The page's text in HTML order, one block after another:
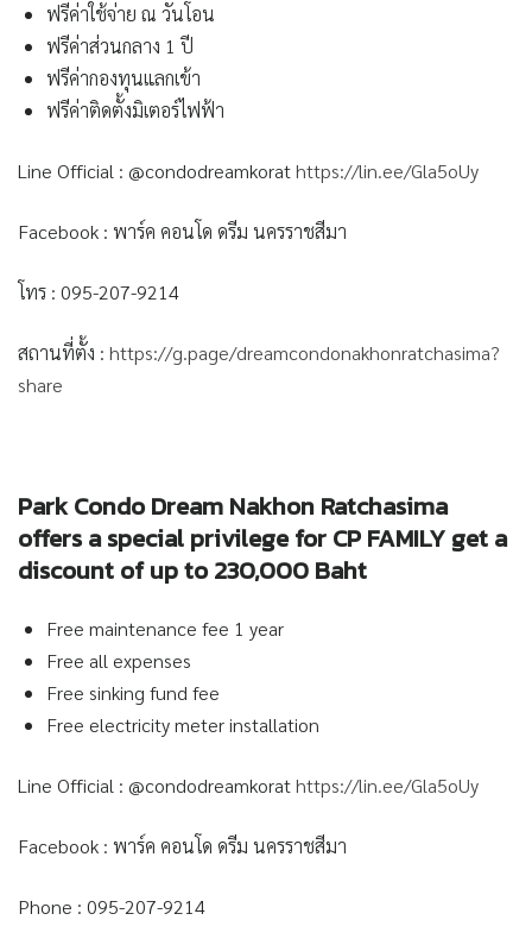
ฟรีค่าใช้จ่าย ณ วันโอน
ฟรีค่าส่วนกลาง 1 ปี
ฟรีค่ากองทุนแลกเข้า
ฟรีค่าติดตั้งมิเตอร์ไฟฟ้า
Line Official : @condodreamkorathttps://lin.ee/Gla5oUy
Facebook : พาร์ค คอนโด ดรีม นครราชสีมา
โทร : 095-207-9214
สถานที่ตั้ง : https://g.page/dreamcondonakhonratchasima?
share
Park Condo Dream Nakhon Ratchasima
offers a special privilege for CP FAMILY get a
discount of up to 230,000 Baht
Free maintenance fee 1 year
Free all expenses
Free sinking fund fee
Free electricity meter installation
Line Official : @condodreamkorathttps://lin.ee/Gla5oUy
Facebook : พาร์ค คอนโด ดรีม นครราชสีมา
Phone : 095-207-9214